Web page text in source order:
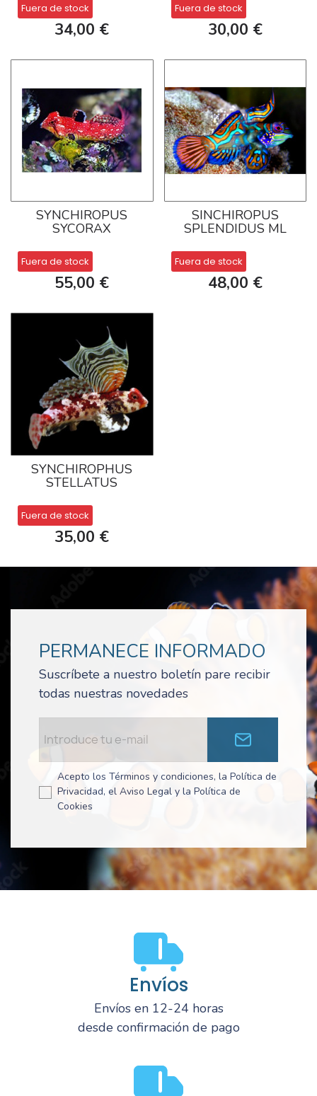
Fuera de stock
34,00 €
Fuera de stock
30,00 €
SYNCHIROPUS
SYCORAX
Fuera de stock
55,00 €
SINCHIROPUS
SPLENDIDUS ML
Fuera de stock
48,00 €
SYNCHIROPHUS
STELLATUS
Fuera de stock
35,00 €
PERMANECE INFORMADO
Suscríbete a nuestro boletín pare recibir
todas nuestras novedades
Acepto los Términos y condiciones, la Política de
Privacidad, el Aviso Legal y la Política de
Cookies
Envíos
Envíos en 12-24 horas
desde confirmación de pago